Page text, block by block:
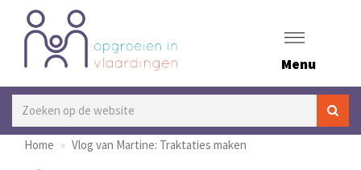
Menu
Home Vlog van Martine: Traktaties maken